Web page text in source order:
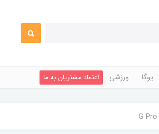
یوگا ورزشی اعتماد مشتریان به ما